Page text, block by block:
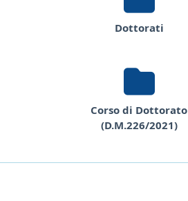
Dottorati
Corso di Dottorato
(D.M.226/2021)